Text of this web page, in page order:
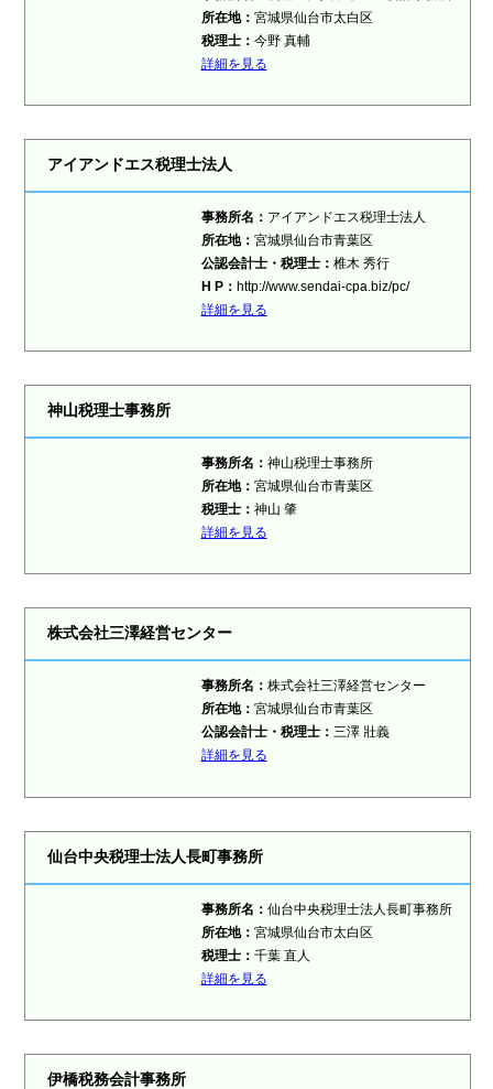
所在地： 宮城県仙台市太白区
税理士： 今野 真輔
詳細を見る
アイアンドエス税理士法人
事務所名： アイアンドエス税理士法人
所在地： 宮城県仙台市青葉区
公認会計士・税理士： 椎木 秀行
H P： http://www.sendai-cpa.biz/pc/
詳細を見る
神山税理士事務所
事務所名： 神山税理士事務所
所在地： 宮城県仙台市青葉区
税理士： 神山 肇
詳細を見る
株式会社三澤経営センター
事務所名： 株式会社三澤経営センター
所在地： 宮城県仙台市青葉区
公認会計士・税理士： 三澤 壯義
詳細を見る
仙台中央税理士法人長町事務所
事務所名： 仙台中央税理士法人長町事務所
所在地： 宮城県仙台市太白区
税理士： 千葉 直人
詳細を見る
伊橋税務会計事務所